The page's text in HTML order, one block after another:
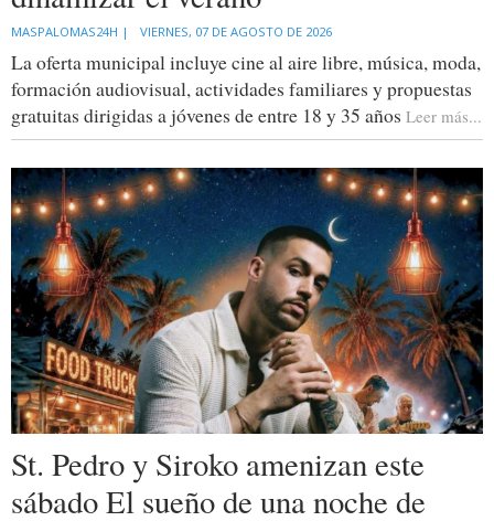
MASPALOMAS24H | VIERNES, 07 DE AGOSTO DE 2026
La oferta municipal incluye cine al aire libre, música, moda,
formación audiovisual, actividades familiares y propuestas
gratuitas dirigidas a jóvenes de entre 18 y 35 años Leer más...
St. Pedro y Siroko amenizan este
sábado El sueño de una noche de